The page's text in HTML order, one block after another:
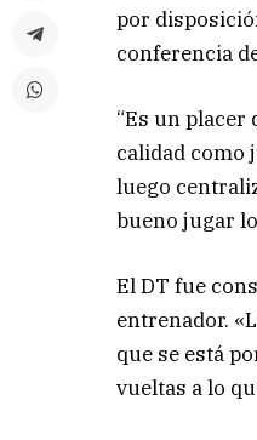
por
conferencia
“Es un placer
calidad como
luego
bueno jugar
El DT fue
entrenador.
que se está
vueltas a lo